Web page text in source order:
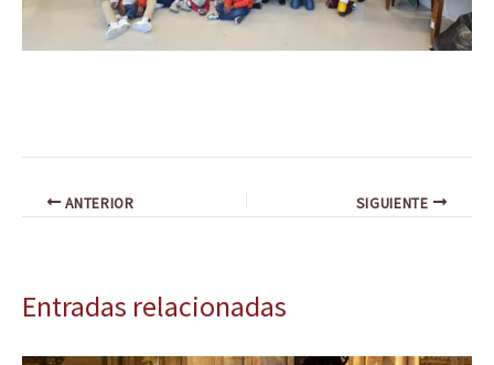
ANTERIOR SIGUIENTE
Entradas relacionadas